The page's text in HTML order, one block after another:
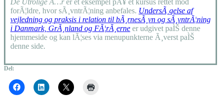
De Utrolige Ã…r er et eksempel pÃ¥ et kursus rettet mod
forÃ¦ldre, hvor sÃ¸vntrÃ¦ning anbefales. UndersÃ¸gelse af
vejledning og praksis i relation til bÃ¸rnesÃ¸vn og sÃ¸vntrÃ¦ning
i Danmark, GrÃ¸nland og FÃ¦rÃ¸erne er udgivet paÌŠ denne
hjemmeside og kan lÃ¦ses via menupunkterne Ã¸verst paÌŠ
denne side.
Del: